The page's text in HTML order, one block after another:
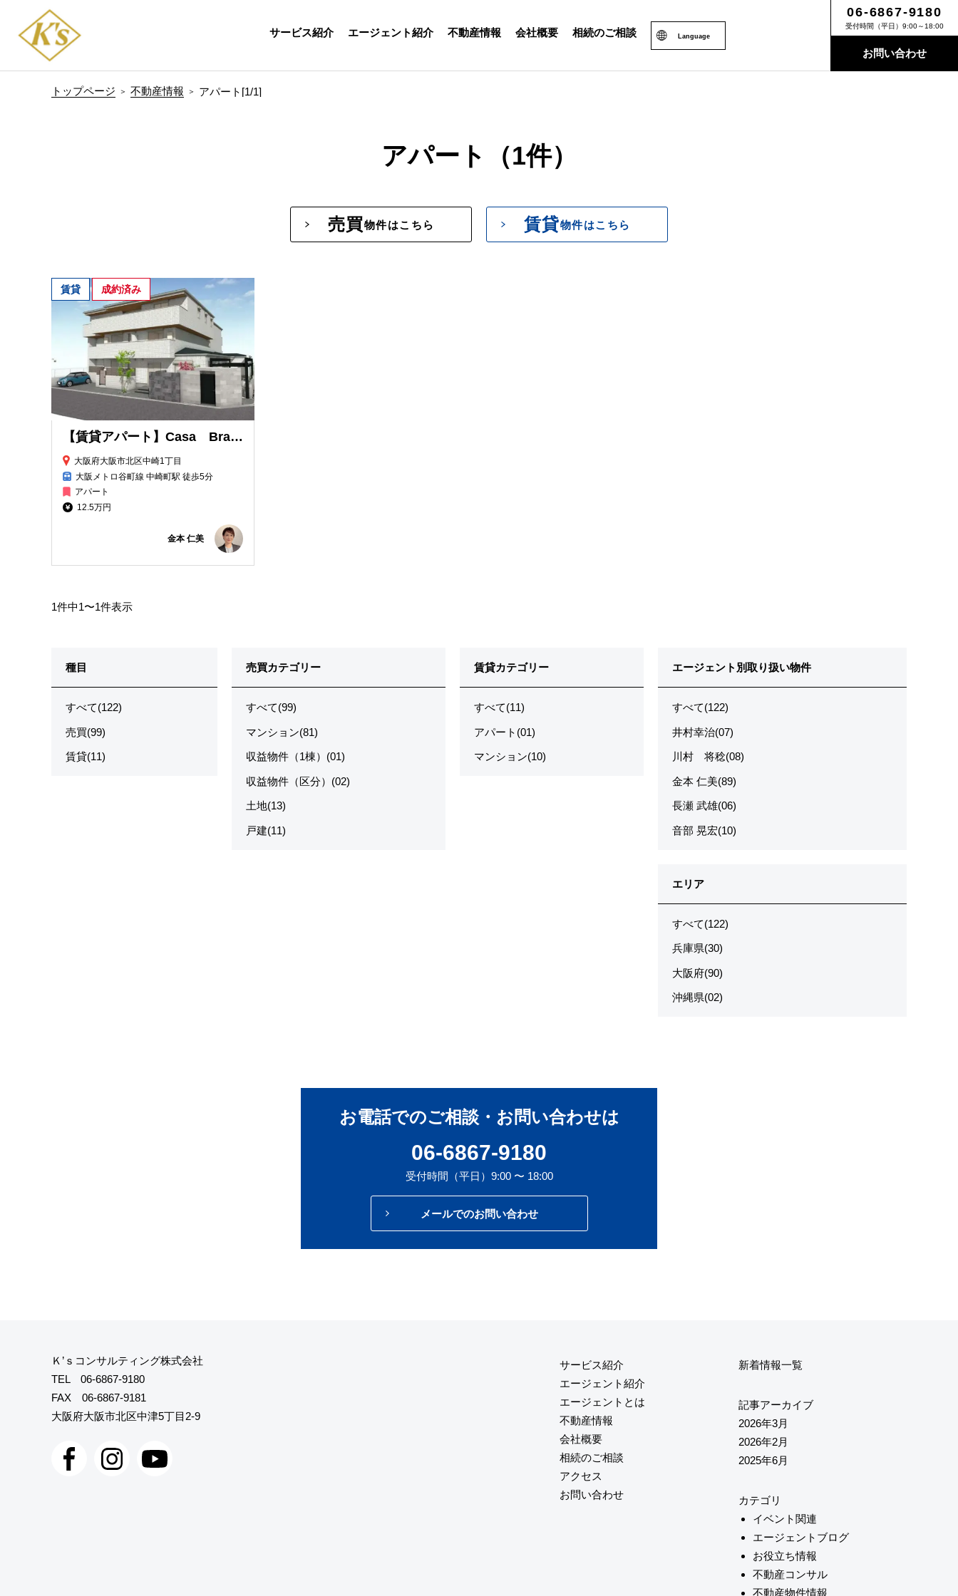
サービス紹介 エージェント紹介 不動産情報 会社概要 相続のご相談 Language
06-6867-9180
受付時間（平日）9:00～18:00
お問い合わせ
トップページ 不動産情報 アパート[1/1]
アパート（1件）
売買物件はこちら 賃貸物件はこちら
【賃貸アパート】Casa Branche
大阪府大阪市北区中崎1丁目
大阪メトロ谷町線 中崎町駅 徒歩5分
アパート
12.5万円
金本 仁美
賃貸 成約済み
1件中1〜1件表示
種目
すべて(122)
売買(99)
賃貸(11)
売買カテゴリー
すべて(99)
マンション(81)
収益物件（1棟）(01)
収益物件（区分）(02)
土地(13)
戸建(11)
賃貸カテゴリー
すべて(11)
アパート(01)
マンション(10)
エージェント別取り扱い物件
すべて(122)
井村幸治(07)
川村 将稔(08)
金本 仁美(89)
長瀬 武雄(06)
音部 晃宏(10)
エリア
すべて(122)
兵庫県(30)
大阪府(90)
沖縄県(02)
お電話でのご相談・お問い合わせは
06-6867-9180
受付時間（平日）9:00 〜 18:00
メールでのお問い合わせ
Ｋ’ｓコンサルティング株式会社
TEL 06-6867-9180
FAX 06-6867-9181
大阪府大阪市北区中津5丁目2-9
サービス紹介
エージェント紹介
エージェントとは
不動産情報
会社概要
相続のご相談
アクセス
お問い合わせ
新着情報一覧
記事アーカイブ
2026年3月
2026年2月
2025年6月
カテゴリ
イベント関連
エージェントブログ
お役立ち情報
不動産コンサル
不動産物件情報